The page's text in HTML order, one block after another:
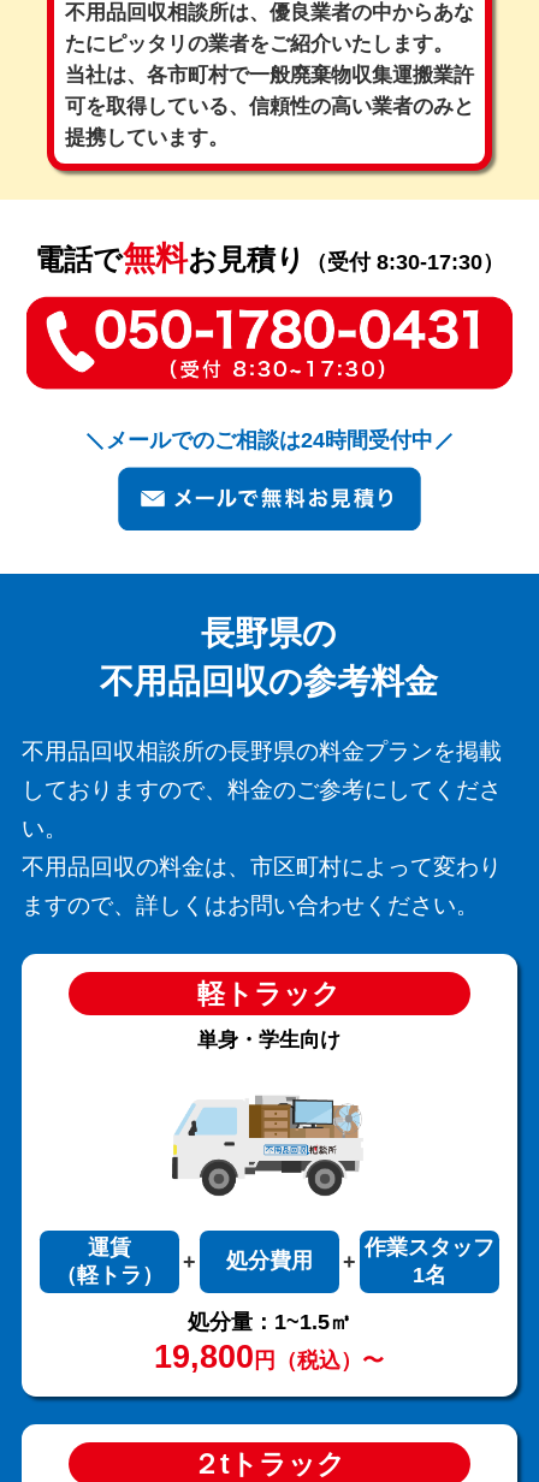
不用品回収相談所は、優良業者の中からあな
たにピッタリの業者をご紹介いたします。
当社は、各市町村で一般廃棄物収集運搬業許
可を取得している、 信頼性の高い業者のみと
提携しています。
電話で無料お見積り （受付 8:30-17:30）
メールでのご相談は24時間受付中
長野県の
不用品回収の参考料金
不用品回収相談所の長野県の料金プランを掲載
しておりますので、料金のご参考にしてくださ
い。
不用品回収の料金は、市区町村によって変わり
ますので、詳しくはお問い合わせください。
軽トラック
単身・学生向け
運賃
（軽トラ）
処分費用
作業スタッフ
1名
処分量：1~1.5㎥
19,800 円（税込）〜
２tトラック